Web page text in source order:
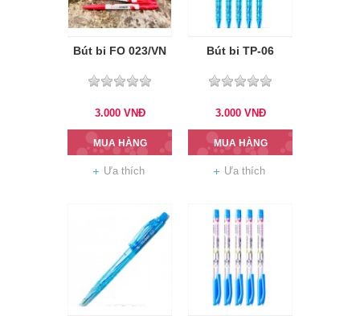
Bút bi FO 023/VN
3.000 VNĐ
MUA HÀNG
Ưa thích
Bút bi TP-06
3.000 VNĐ
MUA HÀNG
Ưa thích